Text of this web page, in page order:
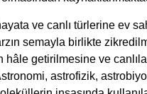
ve canlı türlerine ev
semayla birlikte
getirilmesine ve
astrofizik,